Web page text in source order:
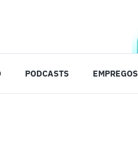
PODCASTS EMPREGOS